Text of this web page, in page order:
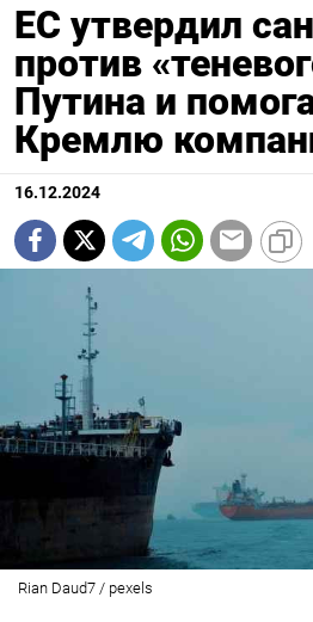
ЕС утвердил
против
Путина и
Кремлю
16.12.2024
Rian Daud7 / pexels